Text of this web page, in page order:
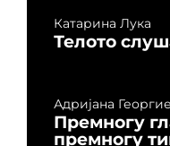
Катарина Лука
Телото
Адријана
Премногу
премногу